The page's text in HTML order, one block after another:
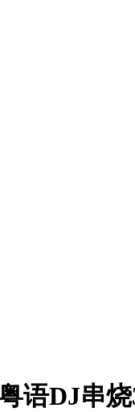
语DJ串